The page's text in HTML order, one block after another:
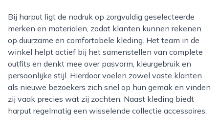
Bij harput ligt de nadruk op zorgvuldig geselecteerde
merken en materialen, zodat klanten kunnen rekenen
op duurzame en comfortabele kleding. Het team in de
winkel helpt actief bij het samenstellen van complete
outfits en denkt mee over pasvorm, kleurgebruik en
persoonlijke stijl. Hierdoor voelen zowel vaste klanten
als nieuwe bezoekers zich snel op hun gemak en vinden
zij vaak precies wat zij zochten. Naast kleding biedt
harput regelmatig een wisselende collectie accessoires,